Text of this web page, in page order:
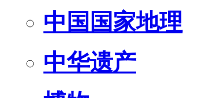
中国国家地理
中华遗产